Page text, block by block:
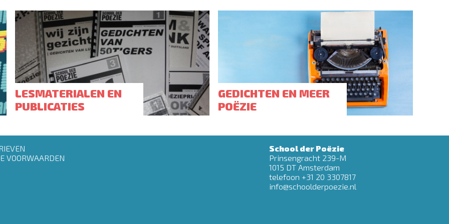
LESMATERIALEN EN
PUBLICATIES
GEDICHTEN EN MEER
POËZIE
VOORWAARDEN
School der Poëzie
Prinsengracht 239-M
1015 DT Amsterdam
telefoon +31 20 3307817
info@schoolderpoezie.nl